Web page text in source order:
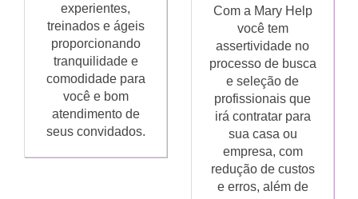
experientes,
treinados e ágeis
proporcionando
tranquilidade e
comodidade para
você e bom
atendimento de
seus convidados.
Com a Mary Help
você tem
assertividade no
processo de busca
e seleção de
profissionais que
irá contratar para
sua casa ou
empresa, com
redução de custos
e erros, além de